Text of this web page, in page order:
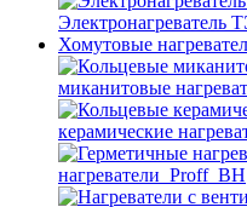
Электронагреватель
Хомутовые
миканитовые
керамические
нагреватели_Proff_BH